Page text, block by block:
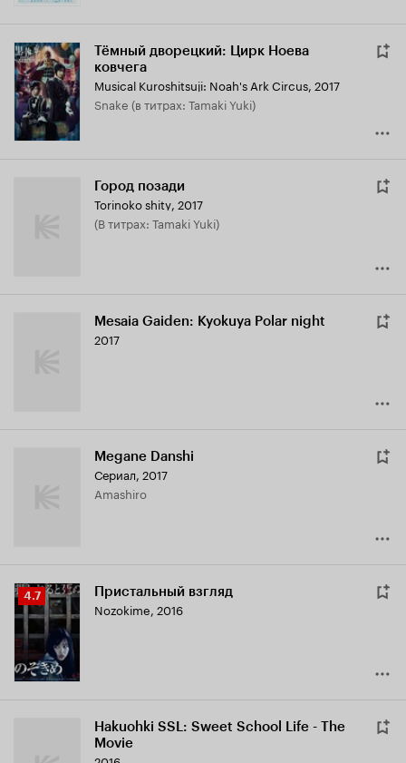
Тёмный дворецкий: Цирк Ноева
ковчега
Musical Kuroshitsuji: Noah's Ark Circus, 2017
Snake (в титрах: Tamaki Yuki)
Город позади
Torinoko shity, 2017
(в титрах: Tamaki Yuki)
Mesaia Gaiden: Kyokuya Polar night
2017
Megane Danshi
Сериал, 2017
Amashiro
Рейтинг
Кинопоиска
4.7
4.7 Пристальный взгляд
Nozokime, 2016
Hakuohki SSL: Sweet School Life - The
Movie